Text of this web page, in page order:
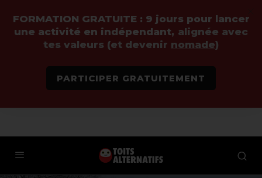
FORMATION GRATUITE : 9 jours pour lancer
une activité en indépendant, alignée avec
tes valeurs (et devenir nomade)
PARTICIPER GRATUITEMENT